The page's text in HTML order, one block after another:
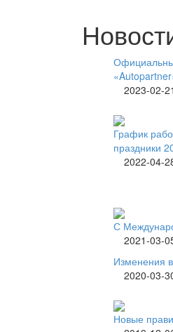
2023-02-
График
праздники
2022-04-
С
2021-03-
Изменения
2020-03-
Новые